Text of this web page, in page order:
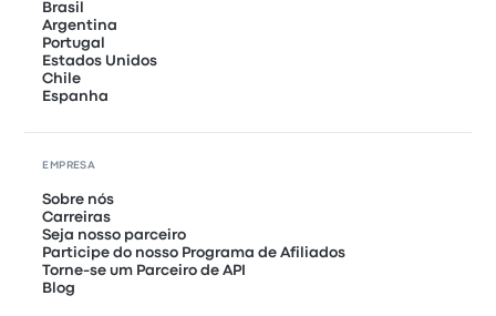
Brasil
Argentina
Portugal
Estados Unidos
Chile
Espanha
EMPRESA
Sobre nós
Carreiras
Seja nosso parceiro
Participe do nosso Programa de Afiliados
Torne-se um Parceiro de API
Blog